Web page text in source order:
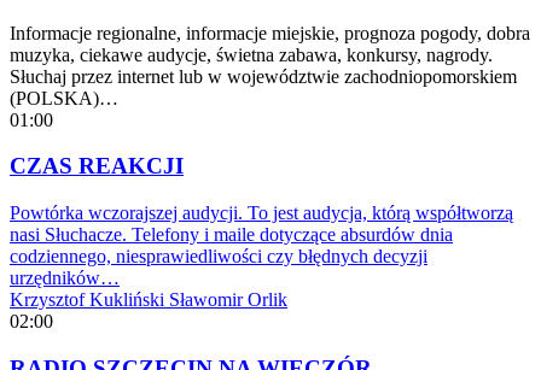
Informacje regionalne, informacje miejskie, prognoza pogody, dobra
muzyka, ciekawe audycje, świetna zabawa, konkursy, nagrody.
Słuchaj przez internet lub w województwie zachodniopomorskiem
(POLSKA)…
01:00
CZAS REAKCJI
Powtórka wczorajszej audycji. To jest audycja, którą współtworzą
nasi Słuchacze. Telefony i maile dotyczące absurdów dnia
codziennego, niesprawiedliwości czy błędnych decyzji
urzędników…
Krzysztof Kukliński Sławomir Orlik
02:00